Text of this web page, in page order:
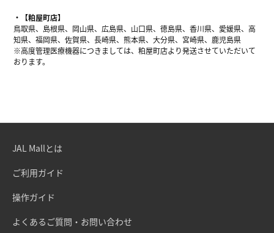
【粕屋町店】
鳥取県、島根県、岡山県、広島県、山口県、徳島県、香川県、愛媛県、高
知県、福岡県、佐賀県、長崎県、熊本県、大分県、宮崎県、鹿児島県
※高度管理医療機器につきましては、粕屋町店より発送させていただいて
おります。
JAL Mallとは
ご利用ガイド
操作ガイド
よくあるご質問・お問い合わせ